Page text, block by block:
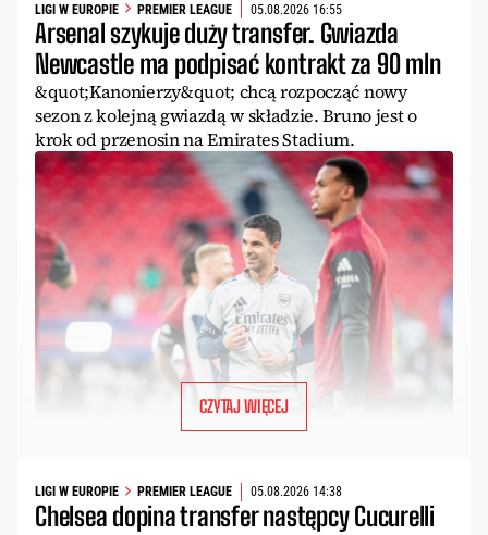
LIGI W EUROPIE PREMIER LEAGUE 05.08.2026 16:55
Arsenal szykuje duży transfer. Gwiazda
Newcastle ma podpisać kontrakt za 90 mln
&quot;Kanonierzy&quot; chcą rozpocząć nowy
sezon z kolejną gwiazdą w składzie. Bruno jest o
krok od przenosin na Emirates Stadium.
CZYTAJ WIĘCEJ
LIGI W EUROPIE PREMIER LEAGUE 05.08.2026 14:38
Chelsea dopina transfer następcy Cucurelli